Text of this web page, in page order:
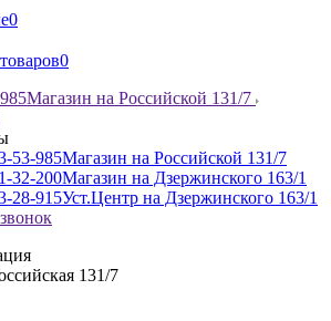
0
0
Магазин на Российской 131/7
53-985Магазин на Российской 131/7
32-200Магазин на Дзержинского 163/1
28-915Уст.Центр на Дзержинского 163/1
131/7